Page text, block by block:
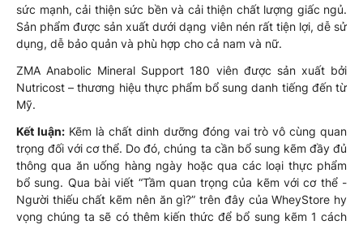
sức mạnh, cải thiện sức bền và cải thiện chất lượng giấc ngủ.
Sản phẩm được sản xuất dưới dạng viên nén rất tiện lợi, dễ sử
dụng, dễ bảo quản và phù hợp cho cả nam và nữ.
ZMA Anabolic Mineral Support 180 viên được sản xuất bởi
Nutricost – thương hiệu thực phẩm bổ sung danh tiếng đến từ
Mỹ.
Kết luận: Kẽm là chất dinh dưỡng đóng vai trò vô cùng quan
trọng đối với cơ thể. Do đó, chúng ta cần bổ sung kẽm đầy đủ
thông qua ăn uống hàng ngày hoặc qua các loại thực phẩm
bổ sung. Qua bài viết “Tầm quan trọng của kẽm với cơ thể -
Người thiếu chất kẽm nên ăn gì?” trên đây của WheyStore hy
vọng chúng ta sẽ có thêm kiến thức để bổ sung kẽm 1 cách